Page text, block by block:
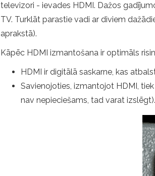
televizori - ievades HDMI. Dažos
TV. Turklāt parastie vadi ar diviem
aprakstā).
Kāpēc HDMI izmantošana ir optimāls
HDMI ir digitālā saskarne, kas
Savienojoties, izmantojot HDMI,
nav nepieciešams, tad varat